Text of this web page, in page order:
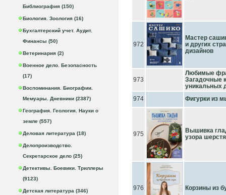
Библиография (150)
Биология. Зоология (16)
Бухгалтерский учет. Аудит.
Финансы (50)
Ветеринария (2)
Военное дело. Безопасность
(17)
Воспоминания. Биографии.
Мемуары. Дневники (2387)
География. Геология. Науки о
земле (557)
Деловая литература (18)
Делопроизводство.
Секретарское дело (25)
Детективы. Боевики. Триллеры
(9123)
Детская литература (346)
972
Мастер
и других
дизайнов
973
Любимые
Загадочные
уникальных
974
Фигурки из
975
Вышивка
узора
976 Корзины из